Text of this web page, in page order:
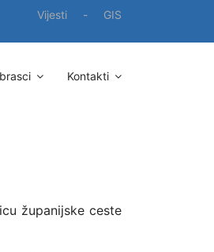
Vijesti - GIS
Kontakti
županijske ceste